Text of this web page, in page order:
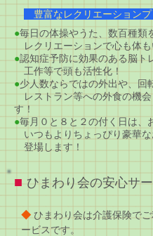
豊富なレクリエーション
●毎日の体操やうた、数百種類
レクリエーションで心も体も
●認知症予防に効果のある脳ト
工作等で頭も活性化！
●少人数ならではの外出や、回
レストラン等への外食の機会
す！
●毎月０と８と２の付く日は、
いつもよりちょっぴり豪華
登場します！
■ ひまわり会の安心サ
◆ ひまわり会は介護保険で
ービスです。